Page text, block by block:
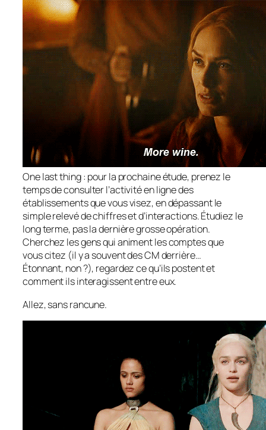
One last thing: pour la prochaine étude, prenez le
temps de consulter l’activité en ligne des
établissements que vous visez, en dépassant le
simple relevé de chiffres et d’interactions. Étudiez le
long terme, pas la dernière grosse opération.
Cherchez les gens qui animent les comptes que
vous citez (il y a souvent des CM derrière…
Étonnant, non ?), regardez ce qu’ils postent et
comment ils interagissent entre eux.
Allez, sans rancune.